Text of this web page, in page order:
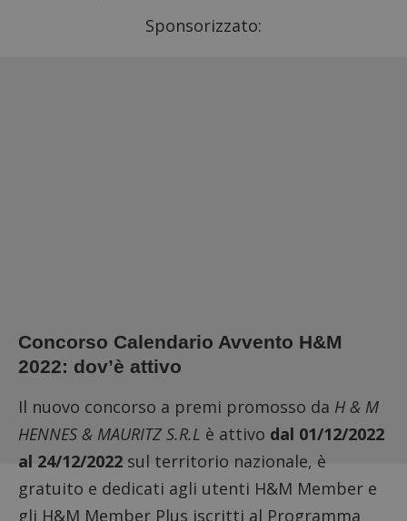
Sponsorizzato:
Concorso Calendario Avvento H&M
2022: dov’è attivo
Il nuovo concorso a premi promosso da H & M
HENNES & MAURITZ S.R.L è attivo dal 01/12/2022
al 24/12/2022 sul territorio nazionale, è
gratuito e dedicati agli utenti H&M Member e
gli H&M Member Plus iscritti al Programma